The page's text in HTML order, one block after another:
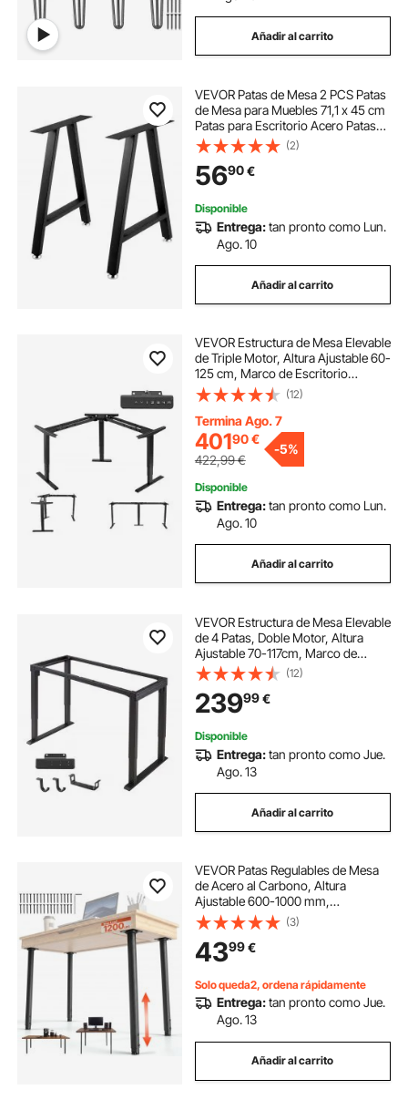
Añadir al carrito
VEVOR Patas de Mesa 2 PCS Patas
de Mesa para Muebles 71,1 x 45 cm
Patas para Escritorio Acero Patas
Mesa Industrial Carga 544,3 kg
Patas Mesa Comedor Espesor 2
mm Patas para Mesa Auxiliar Forma
A
(2)
5690€
Disponible
Entrega:tan pronto como Lun.
Ago. 10
Añadir al carrito
VEVOR Estructura de Mesa Elevable
de Triple Motor, Altura Ajustable 60-
125 cm, Marco de Escritorio
Elevable Eléctrico, 4 Ajustes, 3
Patas de Mesa de Esquina con
Control Inteligente para Oficina
Hogar
(12)
Termina Ago. 7
40190€
422,99€
-5%
Disponible
Entrega:tan pronto como Lun.
Ago. 10
Añadir al carrito
VEVOR Estructura de Mesa Elevable
de 4 Patas, Doble Motor, Altura
Ajustable 70-117cm, Marco de
Escritorio Elevable Eléctrico, 4
Ajustes, Patas de Mesa con Control
Inteligente para Oficina Hogar,
Negro
(12)
23999€
Disponible
Entrega:tan pronto como Jue.
Ago. 13
Añadir al carrito
VEVOR Patas Regulables de Mesa
de Acero al Carbono, Altura
Ajustable 600-1000 mm,
Capacidad Máxima 544 kg, Juego
de 4 Patas Redondas con Kit de
Herrajes para Escritorio, Banco de
Trabajo, Mesa de Bar
(3)
4399€
Solo queda2, ordena rápidamente
Entrega:tan pronto como Jue.
Ago. 13
Añadir al carrito